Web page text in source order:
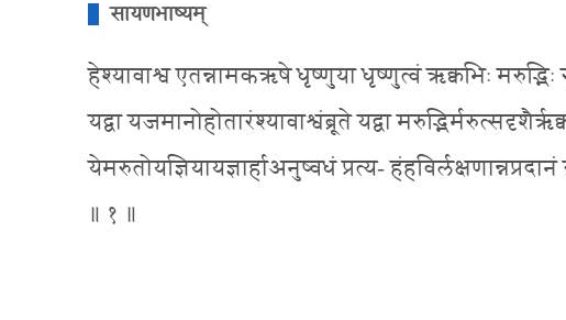
सायणभाष्यम्
हेश्यावाश्व एतन्नामकऋषे धृष्णुया धृष्णुत्वं ऋक्वभिः मरुद्भिः
यद्वा यजमानोहोतारंश्यावाश्वंब्रूते यद्वा
येमरुतोयज्ञियायज्ञार्हाअनुष्वधं प्रत्य-
॥ १ ॥